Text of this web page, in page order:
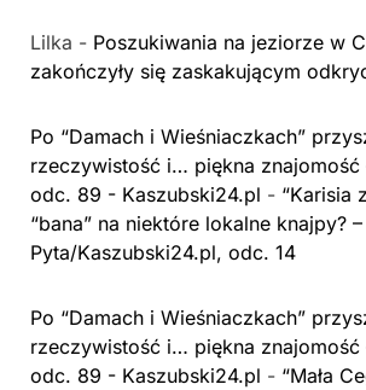
Lilka - Poszukiwania na jeziorze w
zakończyły się zaskakującym
Po “Damach i Wieśniaczkach”
rzeczywistość i… piękna znajomość
odc. 89 - Kaszubski24.pl - “Karisia
“bana” na niektóre lokalne knajpy?
Pyta/Kaszubski24.pl, odc. 14
Po “Damach i Wieśniaczkach”
rzeczywistość i… piękna znajomość
odc. 89 - Kaszubski24.pl - “Mała